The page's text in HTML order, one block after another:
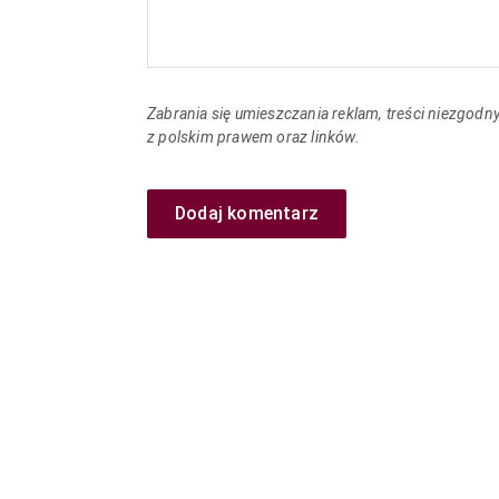
Zabrania się umieszczania reklam, treści
z polskim prawem oraz linków.
Dodaj komentarz